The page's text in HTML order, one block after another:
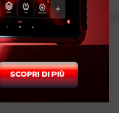
sistema... in pratica la
errore p0191.. errore